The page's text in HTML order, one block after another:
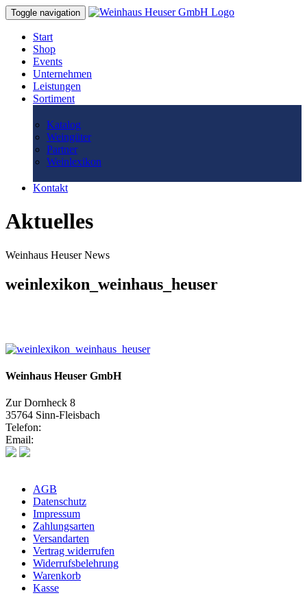
Toggle navigation
Start
Shop
Events
Unternehmen
Leistungen
Sortiment
Katalog
Weingüter
Partner
Weinlexikon
Kontakt
Aktuelles
Weinhaus Heuser News
weinlexikon_weinhaus_heuser
Weinhaus Heuser GmbH
Zur Dornheck 8
35764 Sinn-Fleisbach
Telefon:
Email:
AGB
Datenschutz
Impressum
Zahlungsarten
Versandarten
Vertrag widerrufen
Widerrufsbelehrung
Warenkorb
Kasse